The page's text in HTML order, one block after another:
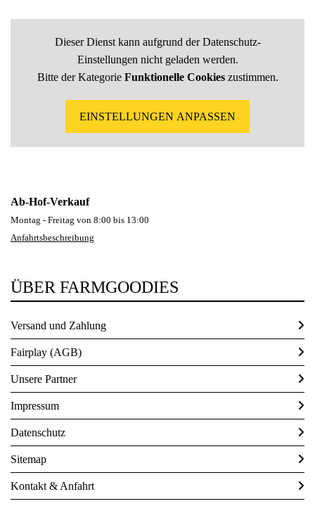
Beiträge 2025
Beiträge 2024
Dezember 2023 (3)
Oktober 2023 (4)
Juli 2023 (4)
Juni 2023 (3)
April 2023 (5)
März 2023 (4)
Februar 2023 (8)
Beiträge 2022
Beiträge 2021
Beiträge 2019
Beiträge 2018
Beiträge 2017
Dieser Dienst kann aufgrund der Datenschutz-
Einstellungen nicht geladen werden.
Bitte der Kategorie Funktionelle Cookieszustimmen.
EINSTELLUNGEN ANPASSEN
Ab-Hof-Verkauf
Montag - Freitag von 8:00 bis 13:00
Anfahrtsbeschreibung
ÜBER FARMGOODIES
Versand und Zahlung
Fairplay (AGB)
Unsere Partner
Impressum
Datenschutz
Sitemap
Kontakt & Anfahrt